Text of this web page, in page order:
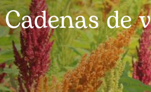
Cadenas de